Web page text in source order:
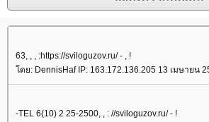
63, , , :https://sviloguzov.ru/ - , !
ดย: DennisHaf IP: 163.172.136.205 13 เมษายน
-TEL 6(10) 2 25-2500, , : //sviloguzov.ru/ - !